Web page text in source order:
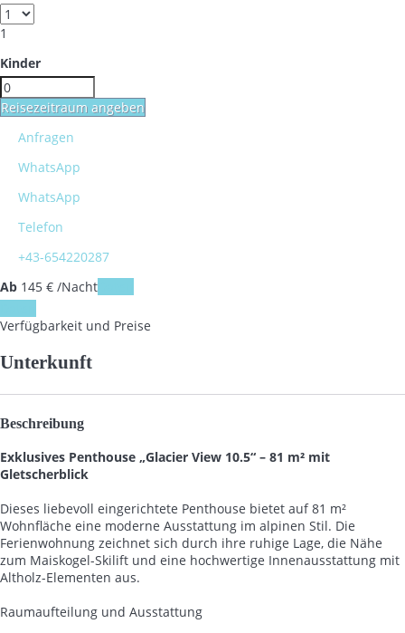
1
Kinder
Reisezeitraum angeben
Anfragen
WhatsApp
WhatsApp
Telefon
+43-654220287
Ab 145 € /Nacht
Verfügbarkeit und Preise
Unterkunft
Beschreibung
Exklusives Penthouse „Glacier View 10.5“ – 81 m² mit
Gletscherblick
Dieses liebevoll eingerichtete Penthouse bietet auf 81 m²
Wohnfläche eine moderne Ausstattung im alpinen Stil. Die
Ferienwohnung zeichnet sich durch ihre ruhige Lage, die Nähe
zum Maiskogel-Skilift und eine hochwertige Innenausstattung mit
Altholz-Elementen aus.
Raumaufteilung und Ausstattung